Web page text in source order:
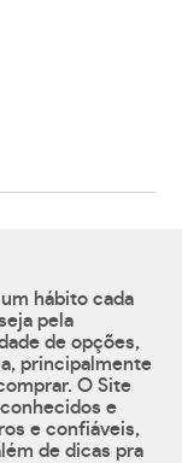
hábito cada
pela
de opções,
principalmente
O Site
e
e confiáveis,
de dicas pra